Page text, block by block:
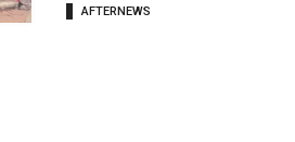
AFTERNEWS